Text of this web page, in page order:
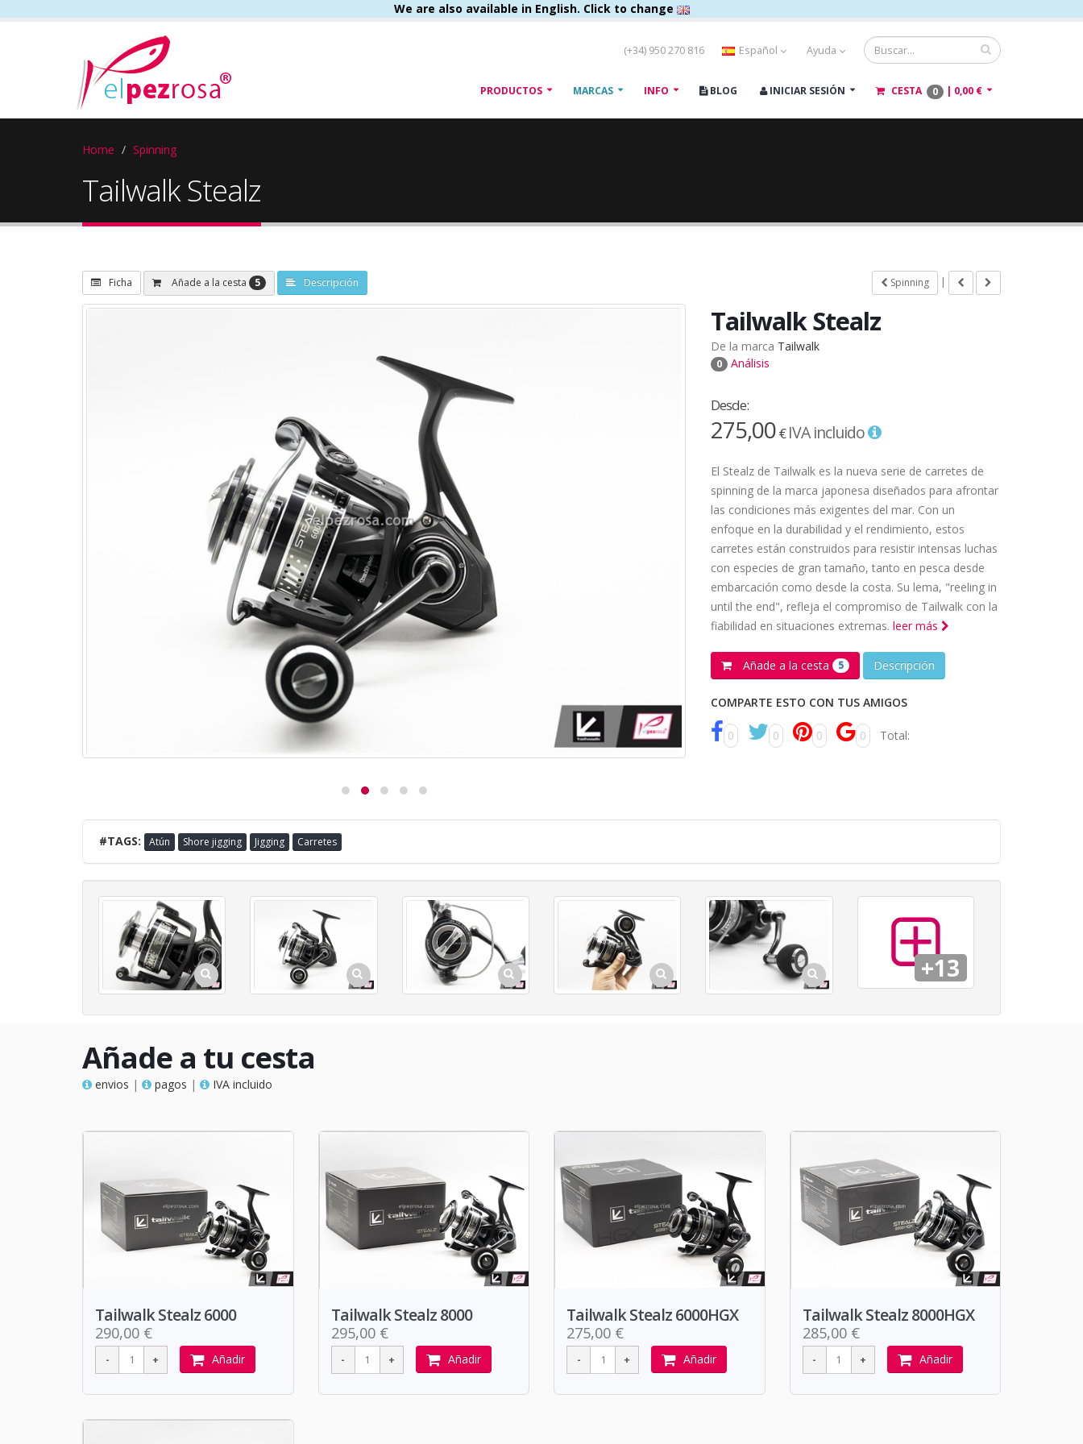
We are also available in English. Click to change
(+34) 950 270 816 Español Ayuda
PRODUCTOS MARCAS INFO BLOG INICIAR SESIÓN CESTA 0 | 0,00 €
Home Spinning
Tailwalk Stealz
Ficha Añade a la cesta 5 Descripción Spinning |
Tailwalk Stealz
De la marca Tailwalk
0 Análisis
Desde:
275,00€IVA incluido
El Stealz de Tailwalk es la nueva serie de carretes de
spinning de la marca japonesa diseñados para afrontar
las condiciones más exigentes del mar. Con un
enfoque en la durabilidad y el rendimiento, estos
carretes están construidos para resistir intensas luchas
con especies de gran tamaño, tanto en pesca desde
embarcación como desde la costa. Su lema, "reeling in
until the end", refleja el compromiso de Tailwalk con la
fiabilidad en situaciones extremas. leer más
Añade a la cesta 5 Descripción
COMPARTE ESTO CON TUS AMIGOS
0 0 0 0 Total:
#TAGS: Atún Shore jigging Jigging Carretes
+13
Añade a tu cesta
envios | pagos | IVA incluido
Tailwalk Stealz 6000
290,00 €
Añadir
Tailwalk Stealz 8000
295,00 €
Añadir
Tailwalk Stealz 6000HGX
275,00 €
Añadir
Tailwalk Stealz 8000HGX
285,00 €
Añadir